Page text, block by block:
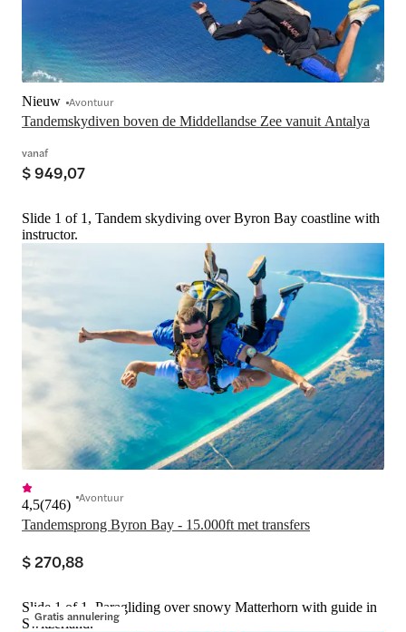
Tandemskydiven boven de Middellandse Zee vanuit Antalya
Nieuw Avontuur
vanaf
$ 949,07
Slide 1 of 1, Tandem skydiving over Byron Bay coastline with
instructor.
Tandemsprong Byron Bay - 15.000ft met transfers
4,5(746) Avontuur
$ 270,88
Gratis annulering
Slide 1 of 1, Paragliding over snowy Matterhorn with guide in
Switzerland.